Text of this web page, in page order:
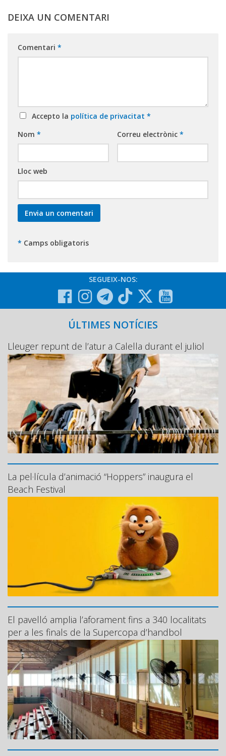
DEIXA UN COMENTARI
Comentari *
Accepto la política de privacitat *
Nom * Correu electrònic *
Lloc web
* Camps obligatoris
SEGUEIX-NOS:
ÚLTIMES NOTÍCIES
Lleuger repunt de l’atur a Calella durant el juliol
La pel·lícula d’animació “Hoppers” inaugura el
Beach Festival
El pavelló amplia l’aforament fins a 340 localitats
per a les finals de la Supercopa d’handbol